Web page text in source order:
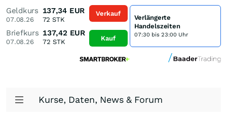
Geldkurs
07.08.26
137,34 EUR
72 STK
Briefkurs
07.08.26
137,42 EUR
72 STK
Verkauf
Kauf
Verlängerte
Handelszeiten
07:30 bis 23:00 Uhr
Kurse, Daten, News & Forum